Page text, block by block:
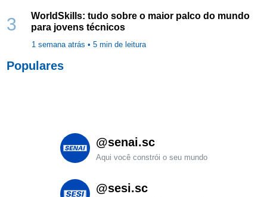
3
WorldSkills: tudo sobre o maior palco do mundo
para jovens técnicos
1 semana atrás •5 min de leitura
Populares
@senai.sc
Aqui você constrói o seu mundo
@sesi.sc